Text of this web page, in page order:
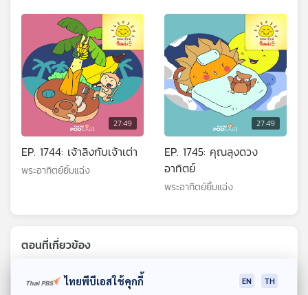
27:49
EP. 1744: เจ้าลิงกับเจ้าเต่า
พระอาทิตย์ยิ้มแฉ่ง
27:49
EP. 1745: คุณลุงดวง
อาทิตย์
พระอาทิตย์ยิ้มแฉ่ง
ตอนที่เกี่ยวข้อง
ไทยพีบีเอสใช้คุกกี้ EN TH